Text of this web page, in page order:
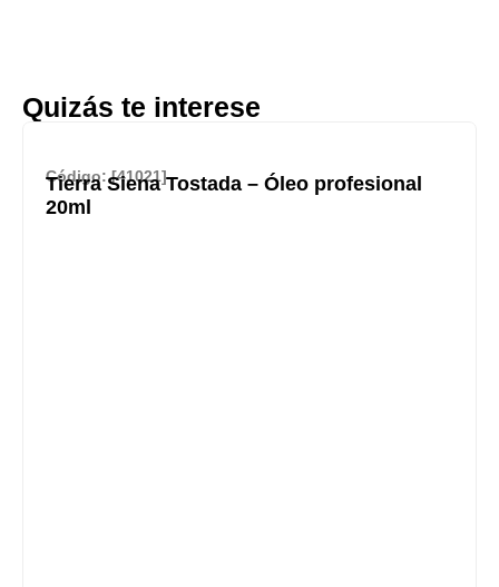
Quizás te interese
Código: [41021]
Tierra Siena Tostada – Óleo profesional
20ml